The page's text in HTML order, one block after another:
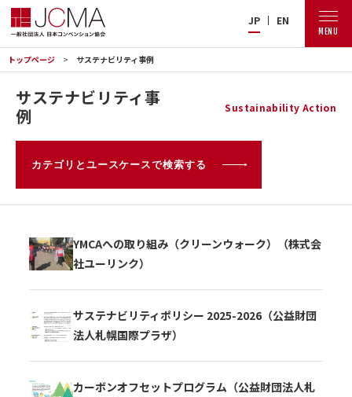
JP EN
MENU
トップページ サステナビリティ事例
サステナビリティ事
例
Sustainability Action
カテゴリとユースケースで検索する
YMCAへの取り組み（クリーンウォーク）（株式会
社ユーリンク）
サステナビリティポリシー 2025-2026（公益財団
法人札幌国際プラザ）
カーボンオフセットプログラム（公益財団法人札